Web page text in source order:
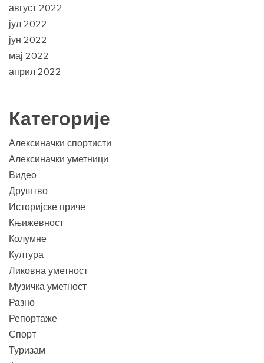
август 2022
јул 2022
јун 2022
мај 2022
април 2022
Категорије
Алексиначки спортисти
Алексиначки уметници
Видео
Друштво
Историјске приче
Књижевност
Колумне
Култура
Ликовна уметност
Музичка уметност
Разно
Репортаже
Спорт
Туризам